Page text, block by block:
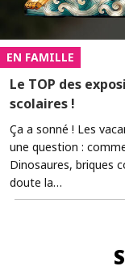
EN FAMILLE
Le TOP des
scolaires !
Ça a sonné ! Les
une question :
Dinosaures, briques
doute la…